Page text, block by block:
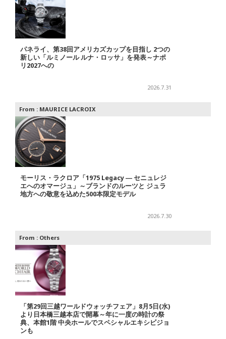
パネライ、第38回アメリカズカップを目指し 2つの
新しい「ルミノール ルナ・ロッサ」を発表～ナポ
リ2027への
2026.7.31
From : MAURICE LACROIX
モーリス・ラクロア「1975 Legacy ― セニュレジ
エへのオマージュ」～ブランドのルーツと ジュラ
地方への敬意を込めた500本限定モデル
2026.7.30
From : Others
「第29回三越ワールドウォッチフェア」8月5日(水)
より日本橋三越本店で開幕～年に一度の時計の祭
典、本館1階 中央ホールでスペシャルエキシビジョ
ンも